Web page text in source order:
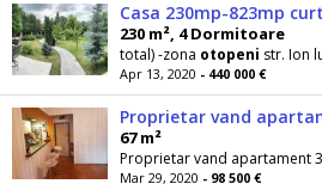
230 m², 4 Dormitoare
total) -zona otopeni str. Ion
Apr 13, 2020 - 440 000 €
67 m²
Proprietar vand apartament 3
Mar 29, 2020 - 98 500 €